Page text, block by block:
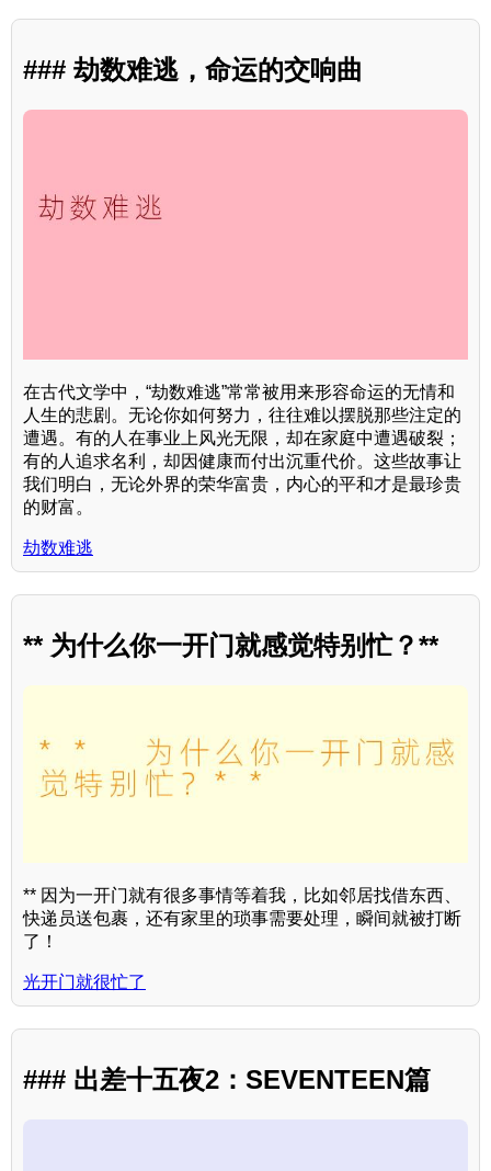
### 劫数难逃，命运的交响曲
在古代文学中，“劫数难逃”常常被用来形容命运的无情和
人生的悲剧。无论你如何努力，往往难以摆脱那些注定的
遭遇。有的人在事业上风光无限，却在家庭中遭遇破裂；
有的人追求名利，却因健康而付出沉重代价。这些故事让
我们明白，无论外界的荣华富贵，内心的平和才是最珍贵
的财富。
劫数难逃
** 为什么你一开门就感觉特别忙？**
** 因为一开门就有很多事情等着我，比如邻居找借东西、
快递员送包裹，还有家里的琐事需要处理，瞬间就被打断
了！
光开门就很忙了
### 出差十五夜2：SEVENTEEN篇